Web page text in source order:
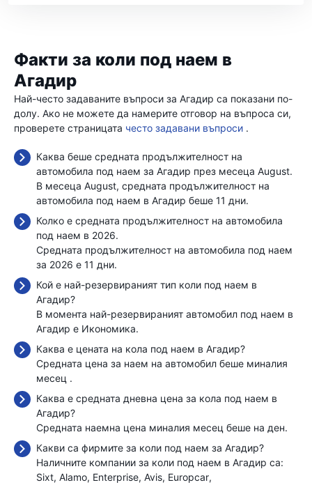
Факти за коли под наем в
Агадир
Най-често задаваните въпроси за Агадир са показани по-
долу. Ако не можете да намерите отговор на въпроса си,
проверете страницата често задавани въпроси .
Каква беше средната продължителност на
автомобила под наем за Агадир през месеца August.
В месеца August, средната продължителност на
автомобила под наем в Агадир беше 11 дни.
Колко е средната продължителност на автомобила
под наем в 2026.
Средната продължителност на автомобила под наем
за 2026 е 11 дни.
Кой е най-резервираният тип коли под наем в
Агадир?
В момента най-резервираният автомобил под наем в
Агадир е Икономика.
Каква е цената на кола под наем в Агадир?
Средната цена за наем на автомобил беше миналия
месец .
Каква е средната дневна цена за кола под наем в
Агадир?
Средната наемна цена миналия месец беше на ден.
Какви са фирмите за коли под наем за Агадир?
Наличните компании за коли под наем в Агадир са:
Sixt Alamo Enterprise Avis Europcar